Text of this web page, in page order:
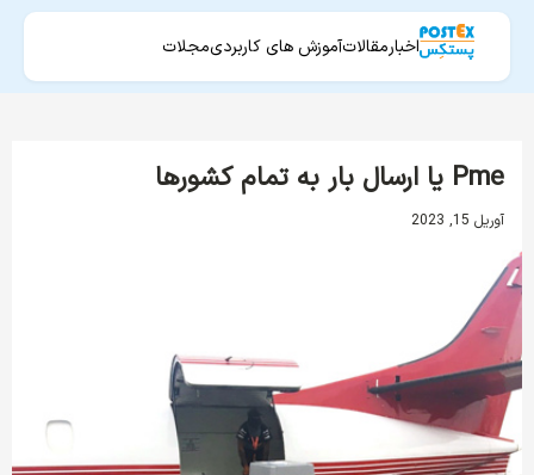
اخبارمقالاتآموزش های کاربردیمجلات
Pme یا ارسال بار به تمام کشورها
آوریل 15, 2023